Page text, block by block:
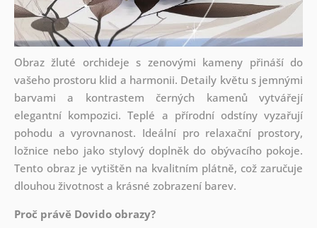
Obraz žluté orchideje s zenovými kameny přináší do
vašeho prostoru klid a harmonii. Detaily květu s jemnými
barvami a kontrastem černých kamenů vytvářejí
elegantní kompozici. Teplé a přírodní odstíny vyzařují
pohodu a vyrovnanost. Ideální pro relaxační prostory,
ložnice nebo jako stylový doplněk do obývacího pokoje.
Tento obraz je vytištěn na kvalitním plátně, což zaručuje
dlouhou životnost a krásné zobrazení barev.
Proč právě Dovido obrazy?